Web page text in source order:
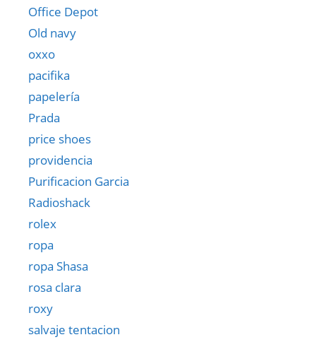
Office Depot
Old navy
oxxo
pacifika
papelería
Prada
price shoes
providencia
Purificacion Garcia
Radioshack
rolex
ropa
ropa Shasa
rosa clara
roxy
salvaje tentacion